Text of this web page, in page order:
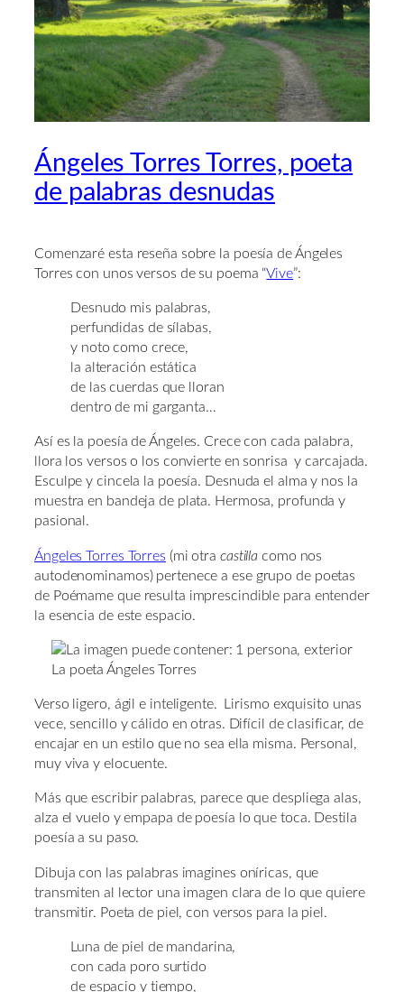
Ángeles Torres Torres, poeta
de palabras desnudas
Comenzaré esta reseña sobre la poesía de Ángeles
Torres con unos versos de su poema “Vive”:
Desnudo mis palabras,
perfundidas de sílabas,
y noto como crece,
la alteración estática
de las cuerdas que lloran
dentro de mi garganta…
Así es la poesía de Ángeles. Crece con cada palabra,
llora los versos o los convierte en sonrisa y carcajada.
Esculpe y cincela la poesía. Desnuda el alma y nos la
muestra en bandeja de plata. Hermosa, profunda y
pasional.
Ángeles Torres Torres (mi otra castillacomo nos
autodenominamos) pertenece a ese grupo de poetas
de Poémame que resulta imprescindible para entender
la esencia de este espacio.
La poeta Ángeles Torres
Verso ligero, ágil e inteligente. Lirismo exquisito unas
vece, sencillo y cálido en otras. Difícil de clasificar, de
encajar en un estilo que no sea ella misma. Personal,
muy viva y elocuente.
Más que escribir palabras, parece que despliega alas,
alza el vuelo y empapa de poesía lo que toca. Destila
poesía a su paso.
Dibuja con las palabras imagines oníricas, que
transmiten al lector una imagen clara de lo que quiere
transmitir. Poeta de piel, con versos para la piel.
Luna de piel de mandarina,
con cada poro surtido
de espacio y tiempo,